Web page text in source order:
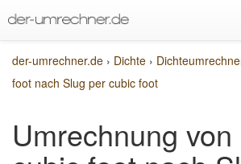
der-umrechner.de › Dichte ›
foot nach Slug per cubic foot
Umrechnung